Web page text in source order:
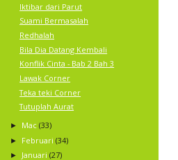
Iktibar dari Parut
Suami Bermasalah
Redhalah
Bila Dia Datang Kembali
Konflik Cinta - Bab 2 Bah 3
Lawak Corner
Teka teki Corner
Tutuplah Aurat
► Mac (33)
► Februari (34)
► Januari (27)